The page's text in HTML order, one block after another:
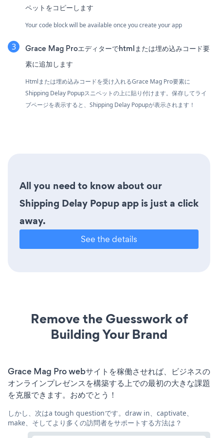
ペットをコピーします
Your code block will be available once you create your app
Grace Mag Proエディターでhtmlまたは埋め込みコード要
素に追加します
Htmlまたは埋め込みコードを受け入れるGrace Mag Pro要素に
Shipping Delay Popupスニペットの上に貼り付けます。保存してライ
ブページを表示すると、Shipping Delay Popupが表示されます！
All you need to know about our
Shipping Delay Popup app is just a click
away.
See the details
Remove the Guesswork of
Building Your Brand
Grace Mag Pro webサイトを稼働させれば、ビジネスの
オンラインプレゼンスを構築する上での最初の大きな課題
を克服できます。おめでとう！
しかし、次はa tough questionです。draw in、captivate、
make、そしてより多くの訪問者をサポートする方法は？